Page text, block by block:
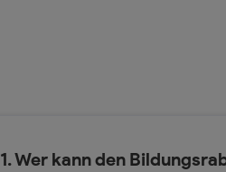
1. Wer kann den